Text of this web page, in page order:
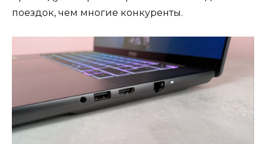
поездок, чем многие конкуренты.